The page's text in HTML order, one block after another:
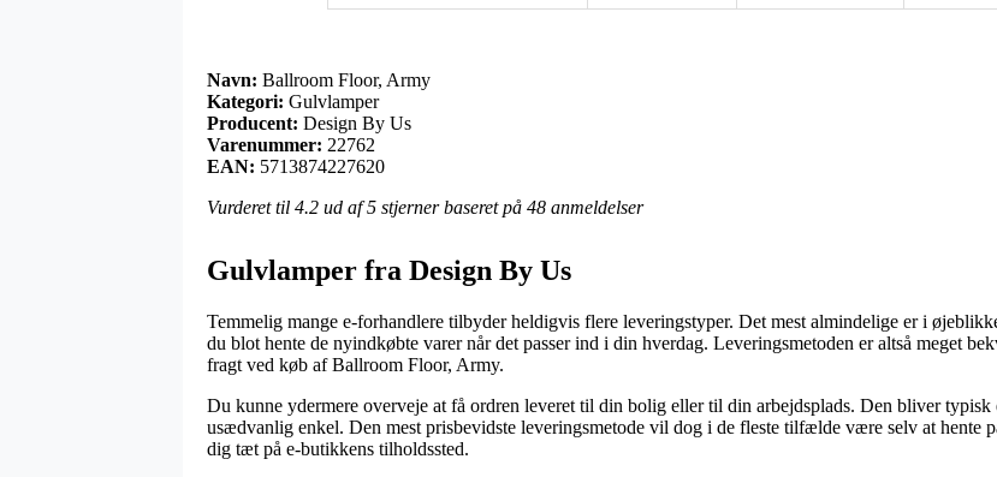
Navn: Ballroom Floor, Army
Kategori: Gulvlamper
Producent: Design By Us
Varenummer: 22762
EAN: 5713874227620
Vurderet til 4.2 ud af 5 stjerner baseret på 48 anmeldelser
Gulvlamper fra Design By Us
Temmelig mange e-forhandlere tilbyder heldigvis flere leveringstyper. Det mest almindelige er i
du blot hente de nyindkøbte varer når det passer ind i din hverdag. Leveringsmetoden er altså meget
fragt ved køb af Ballroom Floor, Army.
Du kunne ydermere overveje at få ordren leveret til din bolig eller til din arbejdsplads. Den bliver
usædvanlig enkel. Den mest prisbevidste leveringsmetode vil dog i de fleste tilfælde være selv at hente
dig tæt på e-butikkens tilholdssted.